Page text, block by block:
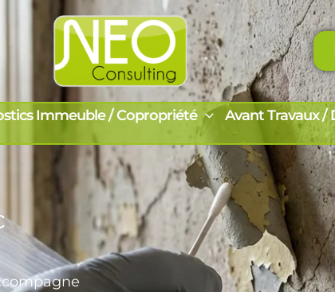
Immeuble / Copropriété Avant Travaux /